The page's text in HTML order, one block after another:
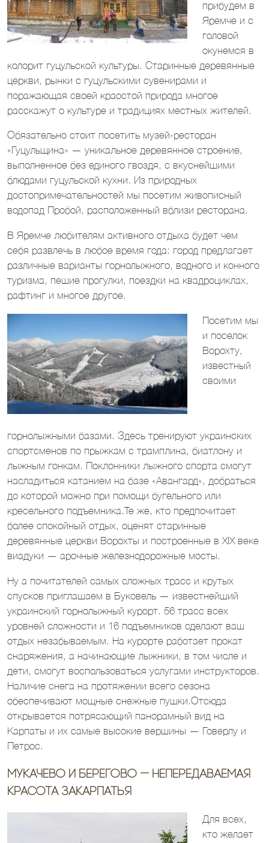
прибудем в
Яремче и с
головой
окунемся в
колорит гуцульской культуры. Старинные деревянные
церкви, рынки с гуцульскими сувенирами и
поражающая своей краостой природа многое
расскажут о культуре и традициях местных жителей.
Обязательно стоит посетить музей-ресторан
«Гуцульщина» — уникальное деревянное строение,
выполненное без единого гвоздя, с вкуснейшими
блюдами гуцульской кухни. Из природных
достопримечательностей мы посетим живописный
водопад Пробой, расположенный вблизи ресторана.
В Яремче любителям активного отдыха будет чем
себя развлечь в любое время года: город предлагает
различные варианты горнолыжного, водного и конного
туризма, пешие прогулки, поездки на квадроциклах,
рафтинг и многое другое.
Посетим мы
и поселок
Ворохту,
известный
своими
горнолыжными базами. Здесь тренируют украинских
спортсменов по прыжкам с трамплина, биатлону и
лыжным гонкам. Поклонники лыжного спорта смогут
насладиться катанием на базе «Авангард», добраться
до которой можно при помощи бугельного или
кресельного подъемника.Те же, кто предпочитает
более спокойный отдых, оценят старинные
деревянные церкви Ворохты и построенные в XIX веке
виадуки — арочные железнодорожные мосты.
Ну а почитателей самых сложных трасс и крутых
спусков приглашаем в Буковель — известнейший
украинский горнолыжный курорт. 56 трасс всех
уровней сложности и 16 подъемников сделают ваш
отдых незабываемым. На курорте работает прокат
снаряжения, а начинающие лыжники, в том числе и
дети, смогут воспользоваться услугами инструкторов.
Наличие снега на протяжении всего сезона
обеспечивают мощные снежные пушки.Отсюда
открывается потрясающий панорамный вид на
Карпаты и их самые высокие вершины — Говерлу и
Петрос.
Мукачево и Берегово — непередаваемая
красота Закарпатья
Для всех,
кто желает